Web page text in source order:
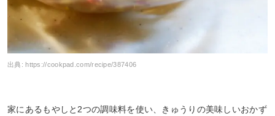
出典:https://cookpad.com/recipe/387406
家にあるもやしと2つの調味料を使い、きゅうりの美味しいおかず